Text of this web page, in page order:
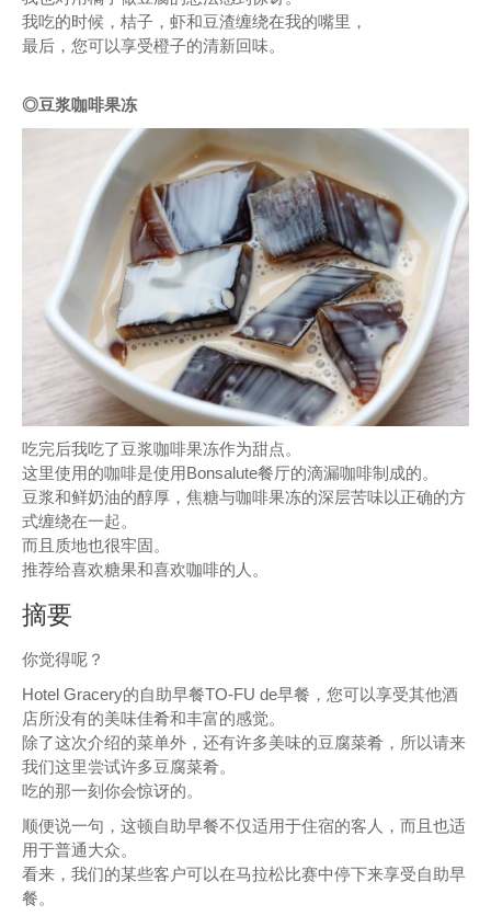
我吃的时候，桔子，虾和豆渣缠绕在我的嘴里，
最后，您可以享受橙子的清新回味。
◎豆浆咖啡果冻
吃完后我吃了豆浆咖啡果冻作为甜点。
这里使用的咖啡是使用Bonsalute餐厅的滴漏咖啡制成的。
豆浆和鲜奶油的醇厚，焦糖与咖啡果冻的深层苦味以正确的方
式缠绕在一起。
而且质地也很牢固。
推荐给喜欢糖果和喜欢咖啡的人。
摘要
你觉得呢？
Hotel Gracery的自助早餐TO-FU de早餐，您可以享受其他酒
店所没有的美味佳肴和丰富的感觉。
除了这次介绍的菜单外，还有许多美味的豆腐菜肴，所以请来
我们这里尝试许多豆腐菜肴。
吃的那一刻你会惊讶的。
顺便说一句，这顿自助早餐不仅适用于住宿的客人，而且也适
用于普通大众。
看来，我们的某些客户可以在马拉松比赛中停下来享受自助早
餐。